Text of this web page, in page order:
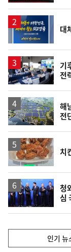
대
기
전
해
전
치
청
심
인기 뉴